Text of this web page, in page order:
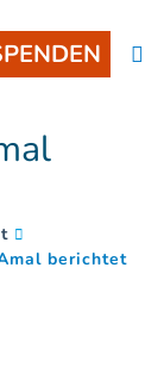
berichtet(